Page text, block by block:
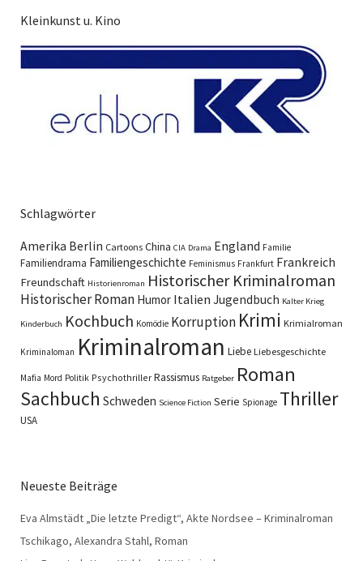
Kleinkunst u. Kino
Schlagwörter
Amerika Berlin Cartoons China CIA Drama England Familie
Familiendrama Familiengeschichte Feminismus Frankfurt Frankreich
Freundschaft Historienroman Historischer Kriminalroman
Historischer Roman Humor Italien Jugendbuch Kalter Krieg
Kinderbuch Kochbuch Komödie Korruption Krimi Krimialroman
Kriminaloman Kriminalroman Liebe Liebesgeschichte
Mafia Mord Politik Psychothriller Rassismus Ratgeber Roman
Sachbuch Schweden Science Fiction Serie Spionage Thriller
USA
Neueste Beiträge
Eva Almstädt „Die letzte Predigt“, Akte Nordsee – Kriminalroman
Tschikago, Alexandra Stahl, Roman